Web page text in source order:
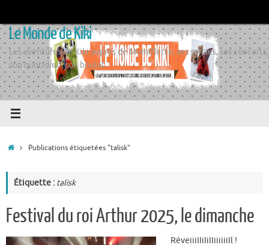
contenu
Le Monde de Kiki
Les aventures de Kiki auprès de Momiflette, ses sorties, ses concerts,
son quotidien, son boulot
AccueilPublications étiquetées "talisk"
Étiquette : talisk
Festival du roi Arthur 2025, le dimanche
RéveiiiIIiIiIIiiiiiiIl !